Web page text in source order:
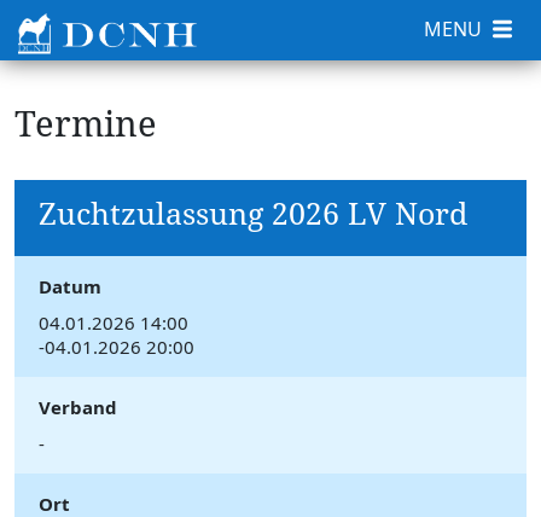
Termine
Zuchtzulassung 2026 LV Nord
Datum
04.01.2026 14:00
-04.01.2026 20:00
Verband
-
Ort
MENU